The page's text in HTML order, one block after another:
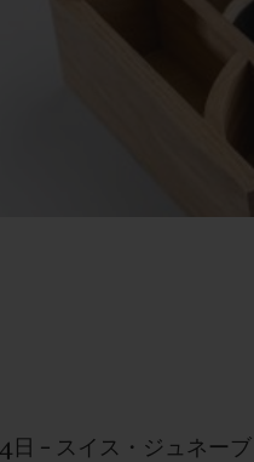
– スイス・ジュネー